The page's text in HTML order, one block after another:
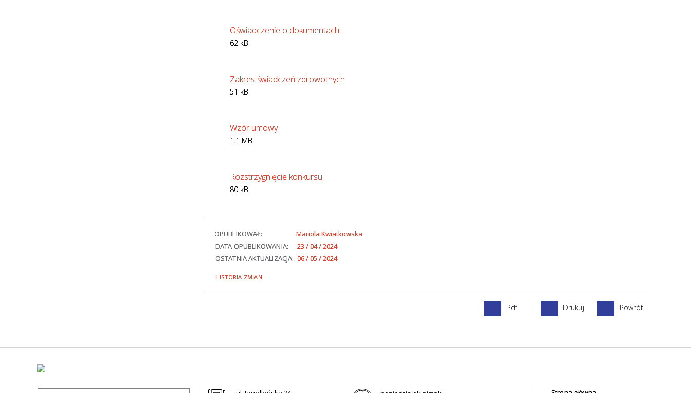
Oświadczenie o dokumentach
62 kB
Zakres świadczeń zdrowotnych
51 kB
Wzór umowy
1.1 MB
Rozstrzygnięcie konkursu
80 kB
OPUBLIKOWAŁ:
Mariola Kwiatkowska
DATA OPUBLIKOWANIA:
23 / 04 / 2024
OSTATNIA AKTUALIZACJA: 06 / 05 / 2024
HISTORIA ZMIAN
Pdf Drukuj Powrót